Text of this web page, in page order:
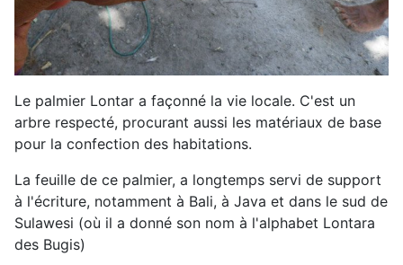
Le palmier Lontar a façonné la vie locale. C'est un
arbre respecté, procurant aussi les matériaux de base
pour la confection des habitations.
La feuille de ce palmier, a longtemps servi de support
à l'écriture, notamment à Bali, à Java et dans le sud de
Sulawesi (où il a donné son nom à l'alphabet Lontara
des Bugis)